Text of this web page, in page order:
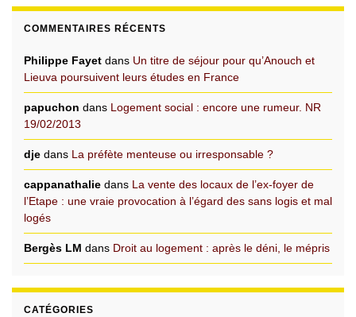
COMMENTAIRES RÉCENTS
Philippe Fayet dans Un titre de séjour pour qu’Anouch et
Lieuva poursuivent leurs études en France
papuchon dans Logement social : encore une rumeur. NR
19/02/2013
dje dans La préfète menteuse ou irresponsable ?
cappanathalie dans La vente des locaux de l’ex-foyer de
l’Etape : une vraie provocation à l’égard des sans logis et mal
logés
Bergès LM dans Droit au logement : après le déni, le mépris
CATÉGORIES